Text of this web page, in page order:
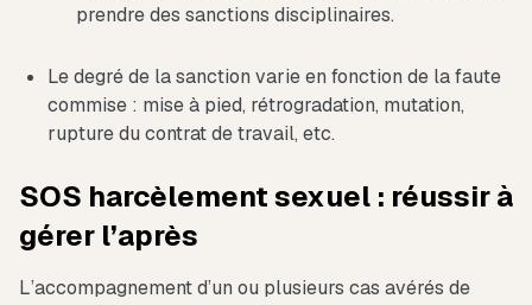
prendre des sanctions disciplinaires.
Le degré de la sanction varie en fonction de la faute
commise : mise à pied, rétrogradation, mutation,
rupture du contrat de travail, etc.
SOS harcèlement sexuel : réussir à
gérer l’après
L’accompagnement d’un ou plusieurs cas avérés de